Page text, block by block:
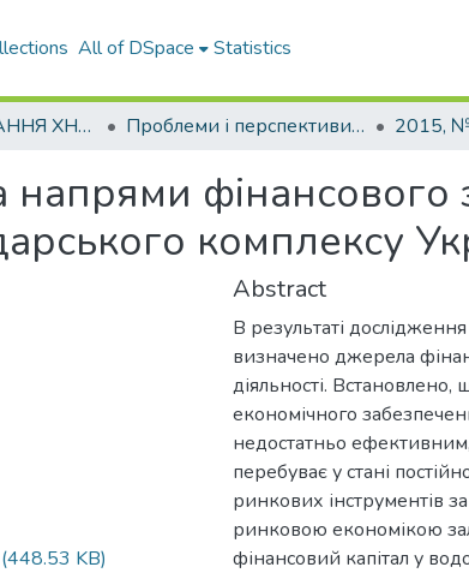
All of DSpace Statistics
НАУКОВІ ВИДАННЯ ХНАДУ Проблеми і перспективи розвитку підприємництва 2015, №
фінансового
комплексу
(448.53 KB)
Abstract
В результаті
визначено джерела
діяльності.
економічного
недостатньо
перебуває у стані
ринкових інструментів
ринковою економікою
фінансовий капітал у